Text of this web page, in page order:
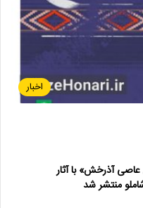
اخبار
آذرخش» با آثار
منتشر شد